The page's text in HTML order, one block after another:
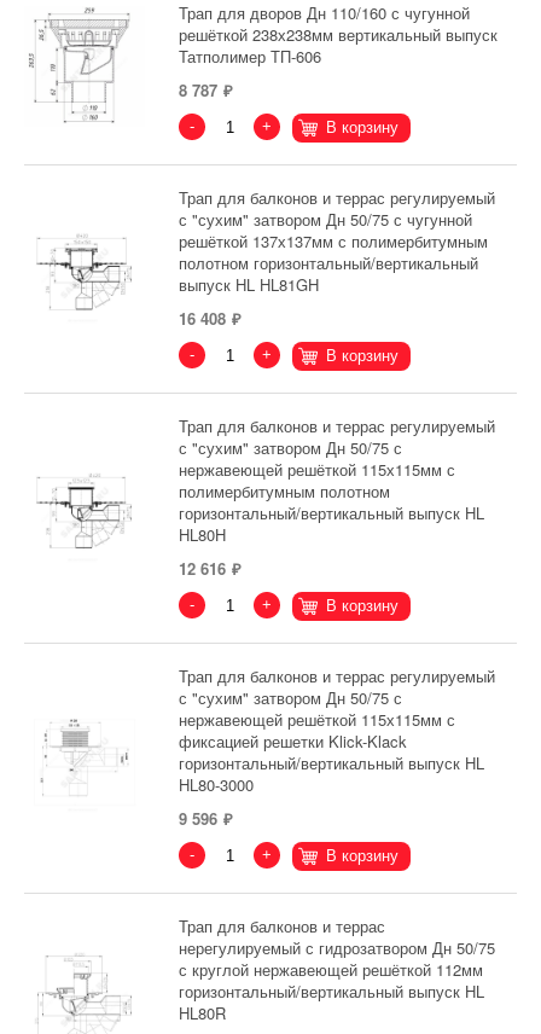
Трап для дворов Дн 110/160 с чугунной
решёткой 238х238мм вертикальный выпуск
Татполимер ТП-606
8 787
- + В корзину
Трап для балконов и террас регулируемый
с "сухим" затвором Дн 50/75 с чугунной
решёткой 137х137мм с полимербитумным
полотном горизонтальный/вертикальный
выпуск HL HL81GH
16 408
- + В корзину
Трап для балконов и террас регулируемый
с "сухим" затвором Дн 50/75 с
нержавеющей решёткой 115х115мм с
полимербитумным полотном
горизонтальный/вертикальный выпуск HL
HL80H
12 616
- + В корзину
Трап для балконов и террас регулируемый
с "сухим" затвором Дн 50/75 с
нержавеющей решёткой 115х115мм с
фиксацией решетки Klick-Klack
горизонтальный/вертикальный выпуск HL
HL80-3000
9 596
- + В корзину
Трап для балконов и террас
нерегулируемый с гидрозатвором Дн 50/75
с круглой нержавеющей решёткой 112мм
горизонтальный/вертикальный выпуск HL
HL80R